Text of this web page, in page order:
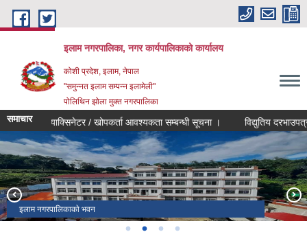
Skip to main content
इलाम नगरपालिका, नगर कार्यपालिकाको कार्यालय
कोशी प्रदेश, इलाम, नेपाल
"समुन्नत इलाम सम्पन्न इलामेली"
पोलिथिन झोला मुक्त नगरपालिका
समाचार
भ्याक्सिनेटर / खोपकर्ता आवश्यकता सम्बन्धी सूचना । विद्युतिय दरभाउपत्र
पर्यटकिय क्षेत्र पाटेनागी इ.न.पा वडा न‌ं ३
इलाम नगरपालिकाकाे भवन
समुन्नत इलाम सम्पन्न इलामेली
फाल्गुनन्द सुकिलुम्बा विमानस्थल